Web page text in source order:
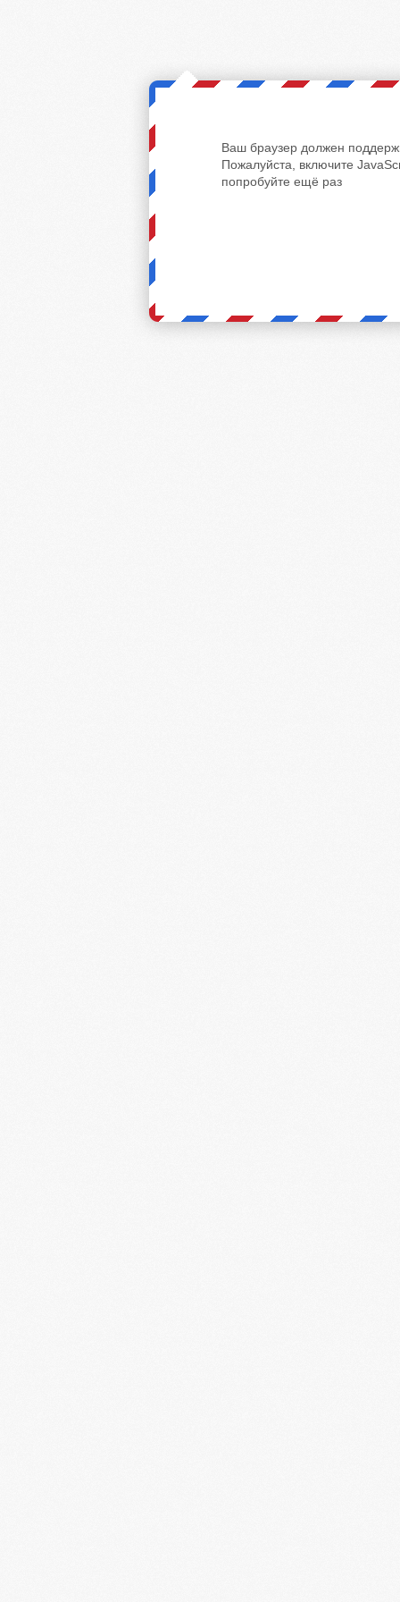
Ваш браузер должен
Пожалуйста, включите
попробуйте ещё раз